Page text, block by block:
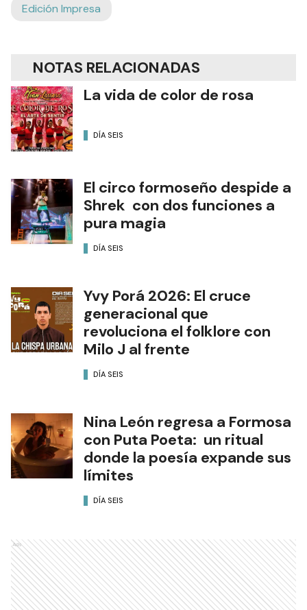
Edición Impresa
NOTAS RELACIONADAS
La vida de color de rosa
DÍA SEIS
El circo formoseño despide a
Shrek con dos funciones a
pura magia
DÍA SEIS
Yvy Porá 2026: El cruce
generacional que
revoluciona el folklore con
Milo J al frente
DÍA SEIS
Nina León regresa a Formosa
con Puta Poeta: un ritual
donde la poesía expande sus
límites
DÍA SEIS
Ads